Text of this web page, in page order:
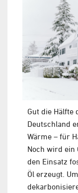
Gut die Hälfte
Deutschland
Wärme – für
Noch wird ein
den Einsatz
Öl erzeugt.